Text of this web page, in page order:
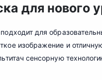
для нового
для
изображение и
сенсорную